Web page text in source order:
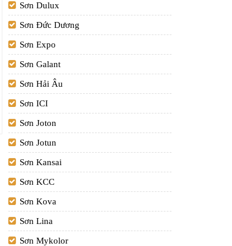
Sơn Dulux
Sơn Đức Dương
Sơn Expo
Sơn Galant
Sơn Hải Âu
Sơn ICI
Sơn Joton
Sơn Jotun
Sơn Kansai
Sơn KCC
Sơn Kova
Sơn Lina
Sơn Mykolor